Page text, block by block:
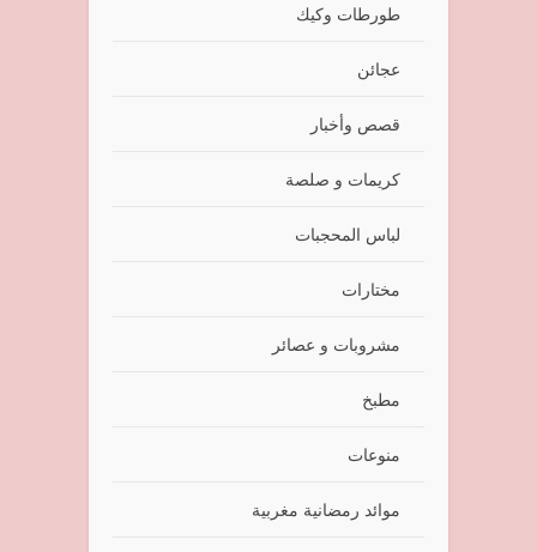
طورطات وكيك
عجائن
قصص وأخبار
كريمات و صلصة
لباس المحجبات
مختارات
مشروبات و عصائر
مطبخ
منوعات
موائد رمضانية مغربية